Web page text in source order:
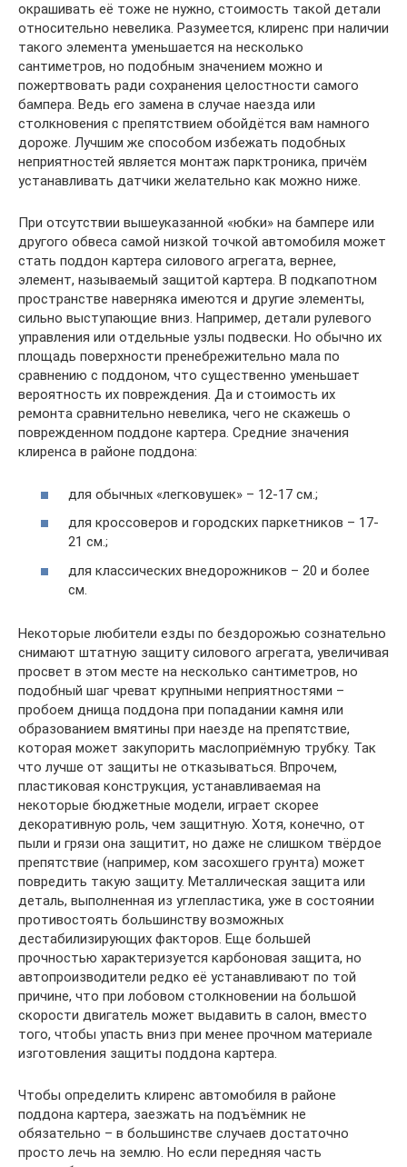
окрашивать её тоже не нужно, стоимость такой детали
относительно невелика. Разумеется, клиренс при наличии
такого элемента уменьшается на несколько
сантиметров, но подобным значением можно и
пожертвовать ради сохранения целостности самого
бампера. Ведь его замена в случае наезда или
столкновения с препятствием обойдётся вам намного
дороже. Лучшим же способом избежать подобных
неприятностей является монтаж парктроника, причём
устанавливать датчики желательно как можно ниже.
При отсутствии вышеуказанной «юбки» на бампере или
другого обвеса самой низкой точкой автомобиля может
стать поддон картера силового агрегата, вернее,
элемент, называемый защитой картера. В подкапотном
пространстве наверняка имеются и другие элементы,
сильно выступающие вниз. Например, детали рулевого
управления или отдельные узлы подвески. Но обычно их
площадь поверхности пренебрежительно мала по
сравнению с поддоном, что существенно уменьшает
вероятность их повреждения. Да и стоимость их
ремонта сравнительно невелика, чего не скажешь о
поврежденном поддоне картера. Средние значения
клиренса в районе поддона:
для обычных «легковушек» – 12-17 см.;
для кроссоверов и городских паркетников – 17-
21 см.;
для классических внедорожников – 20 и более
см.
Некоторые любители езды по бездорожью сознательно
снимают штатную защиту силового агрегата, увеличивая
просвет в этом месте на несколько сантиметров, но
подобный шаг чреват крупными неприятностями –
пробоем днища поддона при попадании камня или
образованием вмятины при наезде на препятствие,
которая может закупорить маслоприёмную трубку. Так
что лучше от защиты не отказываться. Впрочем,
пластиковая конструкция, устанавливаемая на
некоторые бюджетные модели, играет скорее
декоративную роль, чем защитную. Хотя, конечно, от
пыли и грязи она защитит, но даже не слишком твёрдое
препятствие (например, ком засохшего грунта) может
повредить такую защиту. Металлическая защита или
деталь, выполненная из углепластика, уже в состоянии
противостоять большинству возможных
дестабилизирующих факторов. Еще большей
прочностью характеризуется карбоновая защита, но
автопроизводители редко её устанавливают по той
причине, что при лобовом столкновении на большой
скорости двигатель может выдавить в салон, вместо
того, чтобы упасть вниз при менее прочном материале
изготовления защиты поддона картера.
Чтобы определить клиренс автомобиля в районе
поддона картера, заезжать на подъёмник не
обязательно – в большинстве случаев достаточно
просто лечь на землю. Но если передняя часть